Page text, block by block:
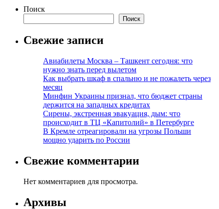
Поиск
Поиск
Свежие записи
Авиабилеты Москва – Ташкент сегодня: что
нужно знать перед вылетом
Как выбрать шкаф в спальню и не пожалеть через
месяц
Минфин Украины признал, что бюджет страны
держится на западных кредитах
Сирены, экстренная эвакуация, дым: что
происходит в ТЦ «Капитолий» в Петербурге
В Кремле отреагировали на угрозы Польши
мощно ударить по России
Свежие комментарии
Нет комментариев для просмотра.
Архивы